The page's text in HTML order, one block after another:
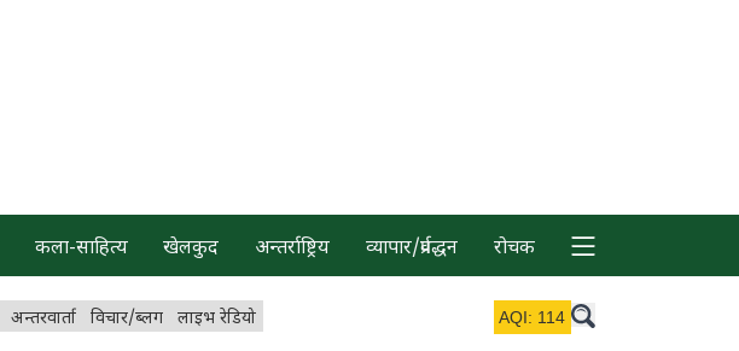
कला-साहित्य खेलकुद अन्तर्राष्ट्रिय व्यापार/प्रर्वद्धन रोचक
अन्तरवार्ता विचार/ब्लग लाइभ रेडियो AQI: 114